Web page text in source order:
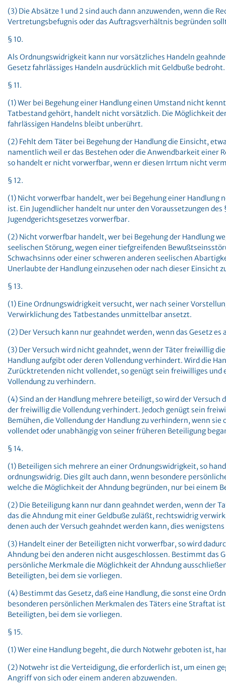
(3) Die Absätze 1 und 2 sind auch dann anzuwenden, wenn die
Vertretungsbefugnis oder das Auftragsverhältnis begründen
§ 10.
Als Ordnungswidrigkeit kann nur vorsätzliches Handeln
Gesetz fahrlässiges Handeln ausdrücklich mit Geldbuße bedroht.
§ 11.
(1) Wer bei Begehung einer Handlung einen Umstand nicht
Tatbestand gehört, handelt nicht vorsätzlich. Die Möglichkeit
fahrlässigen Handelns bleibt unberührt.
(2) Fehlt dem Täter bei Begehung der Handlung die Einsicht,
namentlich weil er das Bestehen oder die Anwendbarkeit einer
so handelt er nicht vorwerfbar, wenn er diesen Irrtum nicht
§ 12.
(1) Nicht vorwerfbar handelt, wer bei Begehung einer Handlung
ist. Ein Jugendlicher handelt nur unter den Voraussetzungen des
Jugendgerichtsgesetzes vorwerfbar.
(2) Nicht vorwerfbar handelt, wer bei Begehung der Handlung
seelischen Störung, wegen einer tiefgreifenden
Schwachsinns oder einer schweren anderen seelischen
Unerlaubte der Handlung einzusehen oder nach dieser Einsicht
§ 13.
(1) Eine Ordnungswidrigkeit versucht, wer nach seiner
Verwirklichung des Tatbestandes unmittelbar ansetzt.
(2) Der Versuch kann nur geahndet werden, wenn das Gesetz
(3) Der Versuch wird nicht geahndet, wenn der Täter freiwillig
Handlung aufgibt oder deren Vollendung verhindert. Wird die
Zurücktretenden nicht vollendet, so genügt sein freiwilliges und
Vollendung zu verhindern.
(4) Sind an der Handlung mehrere beteiligt, so wird der Versuch
der freiwillig die Vollendung verhindert. Jedoch genügt sein
Bemühen, die Vollendung der Handlung zu verhindern, wenn sie
vollendet oder unabhängig von seiner früheren Beteiligung
§ 14.
(1) Beteiligen sich mehrere an einer Ordnungswidrigkeit, so
ordnungswidrig. Dies gilt auch dann, wenn besondere
welche die Möglichkeit der Ahndung begründen, nur bei einem
(2) Die Beteiligung kann nur dann geahndet werden, wenn der
das die Ahndung mit einer Geldbuße zuläßt, rechtswidrig
denen auch der Versuch geahndet werden kann, dies
(3) Handelt einer der Beteiligten nicht vorwerfbar, so wird
Ahndung bei den anderen nicht ausgeschlossen. Bestimmt das
persönliche Merkmale die Möglichkeit der Ahndung
Beteiligten, bei dem sie vorliegen.
(4) Bestimmt das Gesetz, daß eine Handlung, die sonst eine
besonderen persönlichen Merkmalen des Täters eine Straftat
Beteiligten, bei dem sie vorliegen.
§ 15.
(1) Wer eine Handlung begeht, die durch Notwehr geboten ist,
(2) Notwehr ist die Verteidigung, die erforderlich ist, um einen
Angriff von sich oder einem anderen abzuwenden.